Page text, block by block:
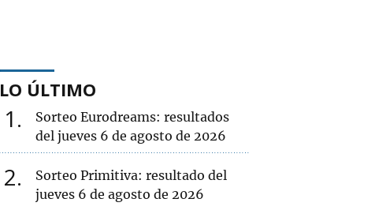
LO ÚLTIMO
1
Sorteo Eurodreams: resultados
del jueves 6 de agosto de 2026
2
Sorteo Primitiva: resultado del
jueves 6 de agosto de 2026